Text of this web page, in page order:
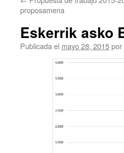
proposamena
Eskerrik asko
Publicada el mayo 28, 2015por